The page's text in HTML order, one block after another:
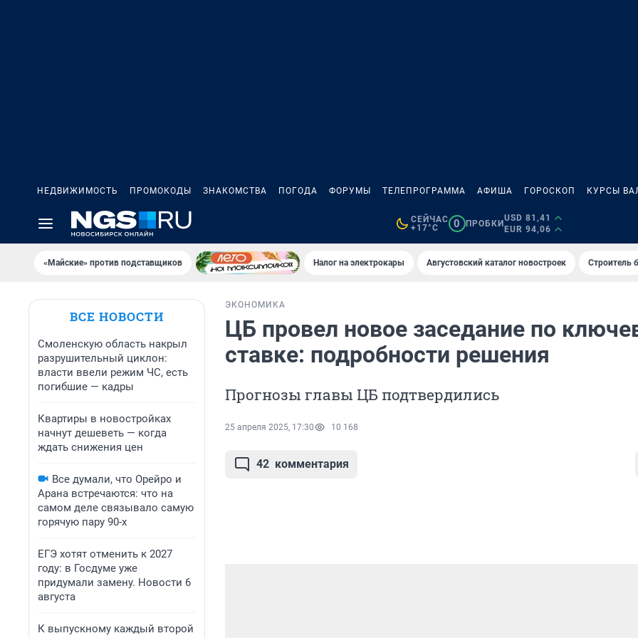
НЕДВИЖИМОСТЬ ПРОМОКОДЫ ЗНАКОМСТВА ПОГОДА ФОРУМЫ ТЕЛЕПРОГРАММА АФИША ГОРОСКОП КУРСЫ
СЕЙЧАС
+17°C
0 ПРОБКИ
USD 81,41
EUR 94,06
«Майские» против подставщиков Налог на электрокары Августовский каталог новостроек Строитель
ВСЕ НОВОСТИ
Смоленскую область накрыл
разрушительный циклон:
власти ввели режим ЧС, есть
погибшие — кадры
Квартиры в новостройках
начнут дешеветь — когда
ждать снижения цен
Все думали, что Орейро и
Арана встречаются: что на
самом деле связывало самую
горячую пару 90-х
ЕГЭ хотят отменить к 2027
году: в Госдуме уже
придумали замену. Новости 6
августа
К выпускному каждый второй
ЭКОНОМИКА
ЦБ провел новое заседание по
ставке: подробности решения
Прогнозы главы ЦБ подтвердились
25 апреля 2025, 17:30 10 168
42 комментария